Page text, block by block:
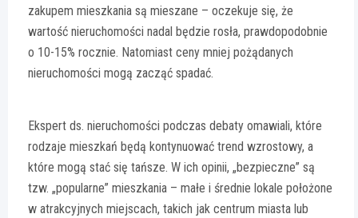
zakupem mieszkania są mieszane – oczekuje się, że
wartość nieruchomości nadal będzie rosła, prawdopodobnie
o 10-15% rocznie. Natomiast ceny mniej pożądanych
nieruchomości mogą zacząć spadać.
Ekspert ds. nieruchomości podczas debaty omawiali, które
rodzaje mieszkań będą kontynuować trend wzrostowy, a
które mogą stać się tańsze. W ich opinii, „bezpieczne” są
tzw. „popularne” mieszkania – małe i średnie lokale położone
w atrakcyjnych miejscach, takich jak centrum miasta lub